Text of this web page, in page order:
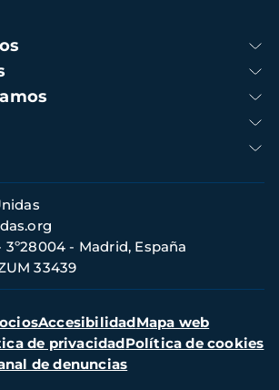
- Madrid, España
33439
AccesibilidadMapa web
de privacidadPolítica de cookies
de denuncias